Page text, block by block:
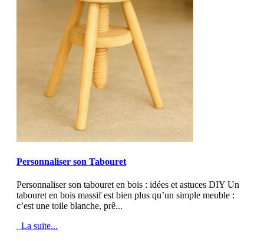
Personnaliser son Tabouret
Personnaliser son tabouret en bois : idées et astuces DIY Un
tabouret en bois massif est bien plus qu’un simple meuble :
c’est une toile blanche, prê...
La suite...